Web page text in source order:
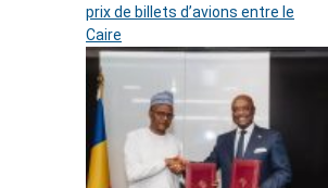
prix de billets d’avions entre le
Caire